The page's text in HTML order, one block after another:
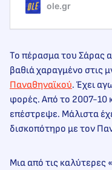
ole.gr
Το πέρασμα του Σάρας
βαθιά χαραγμένο στις
Παναθηναϊκού. Έχει
φορές. Από το 2007-10
επέστρεψε. Μάλιστα
δισκοπότηρο με τον
Μια από τις καλύτερες